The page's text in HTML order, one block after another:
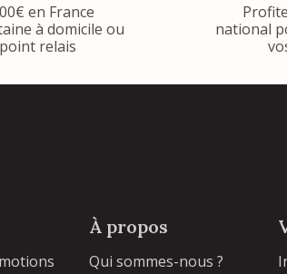
en France
à domicile ou
relais
national
À propos
Qui sommes-nous ?